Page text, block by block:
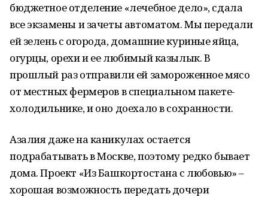
бюджетное отделение «лечебное дело», сдала
все экзамены и зачеты автоматом. Мы передали
ей зелень с огорода, домашние куриные яйца,
огурцы, орехи и ее любимый казылык. В
прошлый раз отправили ей замороженное мясо
от местных фермеров в специальном пакете-
холодильнике, и оно доехало в сохранности.
Азалия даже на каникулах остается
подрабатывать в Москве, поэтому редко бывает
дома. Проект «Из Башкортостана с любовью» –
хорошая возможность передать дочери